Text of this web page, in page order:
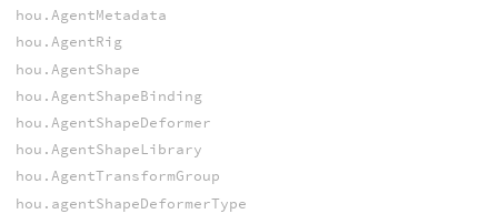
hou.AgentMetadata
hou.AgentRig
hou.AgentShape
hou.AgentShapeBinding
hou.AgentShapeDeformer
hou.AgentShapeLibrary
hou.AgentTransformGroup
hou.agentShapeDeformerType